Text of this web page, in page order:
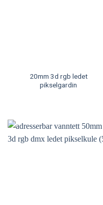
20mm 3d rgb ledet
pikselgardin